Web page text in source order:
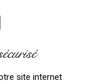
site internet